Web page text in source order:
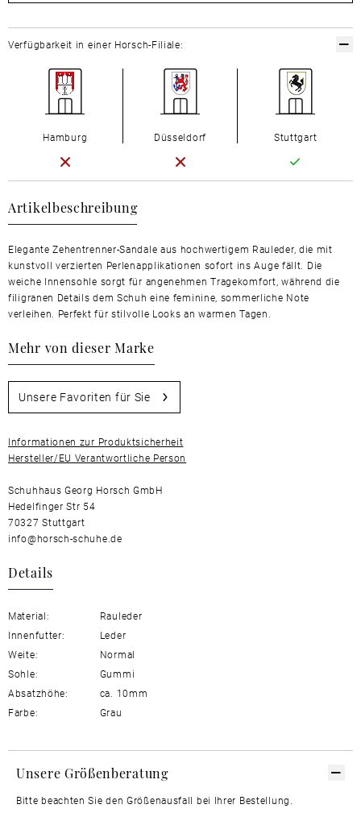
Artikelbeschreibung
Elegante Zehentrenner-Sandale aus hochwertigem Rauleder, die mit
kunstvoll verzierten Perlenapplikationen sofort ins Auge fällt. Die
weiche Innensohle sorgt für angenehmen Tragekomfort, während die
filigranen Details dem Schuh eine feminine, sommerliche Note
verleihen. Perfekt für stilvolle Looks an warmen Tagen.
Mehr von dieser Marke
Unsere Favoriten für Sie
Informationen zur Produktsicherheit
Hersteller/EU Verantwortliche Person
Schuhhaus Georg Horsch GmbH
Hedelfinger Str 54
70327 Stuttgart
info@horsch-schuhe.de
Details
Material:
Rauleder
Innenfutter:
Leder
Weite:
Normal
Sohle:
Gummi
Absatzhöhe:
ca. 10mm
Farbe:
Grau
Verfügbarkeit in einer Horsch-Filiale:
Hamburg Düsseldorf Stuttgart
Unsere Größenberatung
Bitte beachten Sie den Größenausfall bei Ihrer Bestellung.